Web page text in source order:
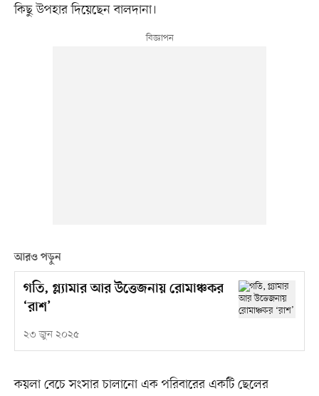
কিছু উপহার দিয়েছেন বালদানা।
আরও পড়ুন
গতি, গ্ল্যামার আর উত্তেজনায় রোমাঞ্চকর
‘রাশ’
২৩ জুন ২০২৫
কয়লা বেচে সংসার চালানো এক পরিবারের একটি ছেলের